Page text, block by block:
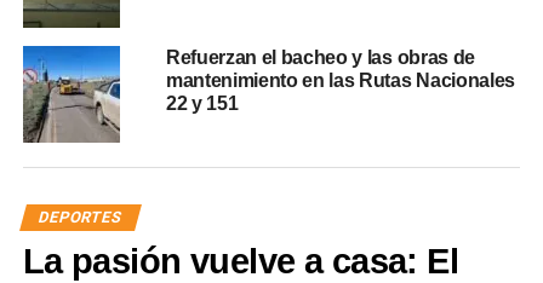
Refuerzan el bacheo y las obras de
mantenimiento en las Rutas Nacionales
22 y 151
DEPORTES
La pasión vuelve a casa: El